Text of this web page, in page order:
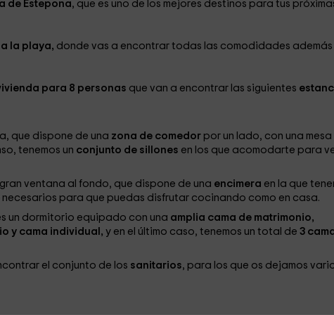
de Estepona, que es uno de los mejores destinos para tus
la playa, donde vas a encontrar todas las comodidades además
para 8 personas que van a encontrar las siguientes
que dispone de una zona de comedorpor un lado, con una mesa
tenemos un conjunto de sillones en los que acomodarte para
ventana al fondo, que dispone de una encimera en la que
necesarios para que puedas disfrutar cocinando como en casa.
un dormitorio equipado con una amplia cama de matrimonio,
y cama individual, y en el último caso, tenemos un total de 3
el conjunto de los sanitarios, para los que os dejamos